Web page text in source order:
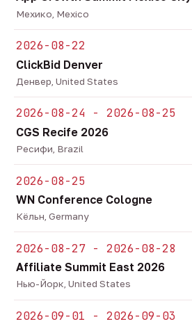
Мехико, Mexico
2026-08-22
ClickBid Denver
Денвер, United States
2026-08-24 - 2026-08-25
CGS Recife 2026
Ресифи, Brazil
2026-08-25
WN Conference Cologne
Кёльн, Germany
2026-08-27 - 2026-08-28
Affiliate Summit East 2026
Нью-Йорк, United States
2026-09-01 - 2026-09-03